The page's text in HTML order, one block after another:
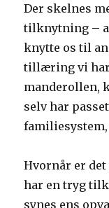
Der skelnes
tilknytning –
knytte os til
tillæring vi har
manderollen,
selv har
Hvornår er
har en tryg
synes ens